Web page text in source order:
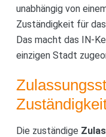
unabhängig von
Zuständigkeit für
Das macht das IN-
einzigen Stadt
Die zuständige